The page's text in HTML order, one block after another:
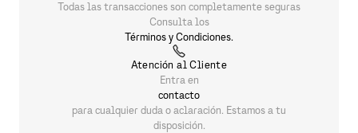
Todas las transacciones son completamente seguras
Consulta los
Términos y Condiciones.
Atención al Cliente
Entra en
contacto
para cualquier duda o aclaración. Estamos a tu
disposición.